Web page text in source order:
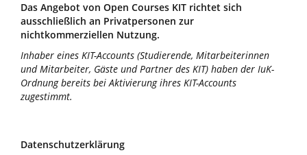
Das Angebot von Open Courses KIT richtet sich
ausschließlich an Privatpersonen zur
nichtkommerziellen Nutzung.
Inhaber eines KIT-Accounts (Studierende, Mitarbeiterinnen
und Mitarbeiter, Gäste und Partner des KIT) haben der IuK-
Ordnung bereits bei Aktivierung ihres KIT-Accounts
zugestimmt.
Datenschutzerklärung